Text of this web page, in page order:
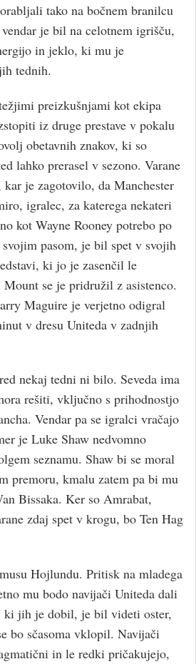
tako na bočnem branilcu
je bil na celotnem igrišču,
in jeklo, ki mu je
tednih.
preizkušnjami kot ekipa
iz druge prestave v pokalu
obetavnih znakov, ki so
lahko prerasel v sezono. Varane
je zagotovilo, da Manchester
igralec, za katerega nekateri
kot Wayne Rooney potrebo po
pasom, je bil spet v svojih
ki jo je zasenčil le
se je pridružil z asistenco.
Maguire je verjetno odigral
v dresu Uniteda v zadnjih
nekaj tedni ni bilo. Seveda ima
rešiti, vključno s prihodnostjo
Vendar pa se igralci vračajo
je Luke Shaw nedvomno
seznamu. Shaw bi se moral
premoru, kmalu zatem pa bi mu
Bissaka. Ker so Amrabat,
zdaj spet v krogu, bo Ten Hag
Hojlundu. Pritisk na mladega
mu bodo navijači Uniteda dali
ki jih je dobil, je bil videti oster,
bo sčasoma vklopil. Navijači
in le redki pričakujejo,